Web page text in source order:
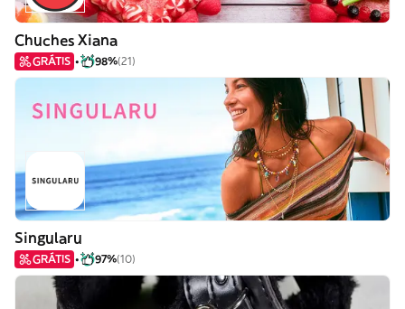
Chuches Xiana
GRÁTIS 98%(21)
Singularu
GRÁTIS 97%(10)